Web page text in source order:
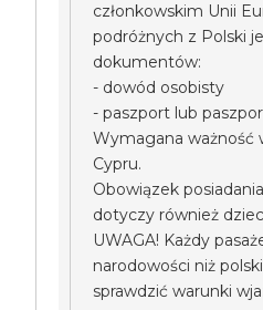
członkowskim Unii
podróżnych z Polski
dokumentów:
- dowód osobisty
- paszport lub
Wymagana ważność
Cypru.
Obowiązek
dotyczy również
UWAGA! Każdy
narodowości niż
sprawdzić warunki